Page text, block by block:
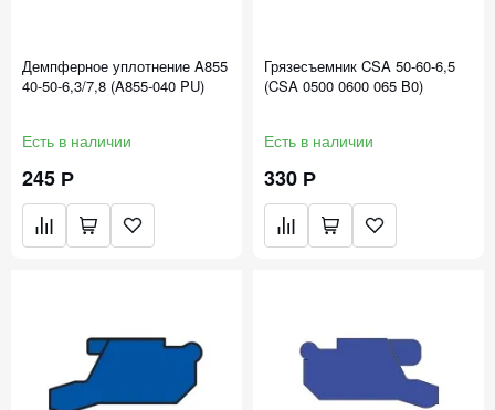
Демпферное уплотнение A855
40-50-6,3/7,8 (A855-040 PU)
Есть в наличии
245 Р
Грязесъемник CSA 50-60-6,5
(CSA 0500 0600 065 B0)
Есть в наличии
330 Р